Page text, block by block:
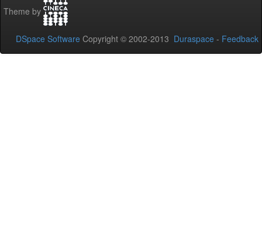
Theme by
DSpace Software Copyright © 2002-2013 Duraspace - Feedback